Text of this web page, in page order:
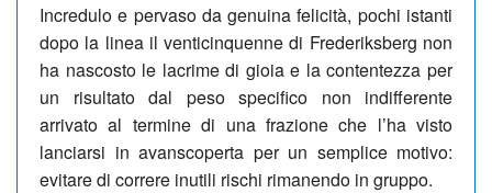
Incredulo e pervaso da genuina felicità, pochi istanti
dopo la linea il venticinquenne di Frederiksberg non
ha nascosto le lacrime di gioia e la contentezza per
un risultato dal peso specifico non indifferente
arrivato al termine di una frazione che l’ha visto
lanciarsi in avanscoperta per un semplice motivo:
evitare di correre inutili rischi rimanendo in gruppo.